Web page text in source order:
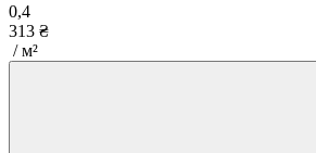
0,4
313 ₴
/ м²